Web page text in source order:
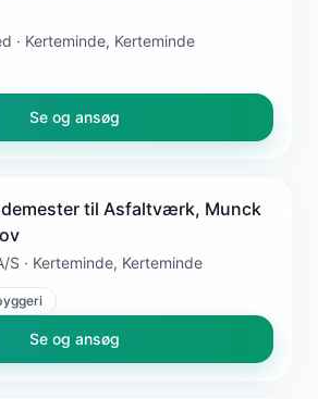
· Kerteminde, Kerteminde
Se og ansøg
til Asfaltværk, Munck
S · Kerteminde, Kerteminde
Se og ansøg